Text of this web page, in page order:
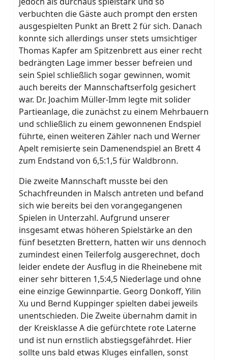
verbuchten die Gäste auch prompt den ersten
ausgespielten Punkt an Brett 2 für sich. Danach
konnte sich allerdings unser stets umsichtiger
Thomas Kapfer am Spitzenbrett aus einer recht
bedrängten Lage immer besser befreien und
sein Spiel schließlich sogar gewinnen, womit
auch bereits der Mannschaftserfolg gesichert
war. Dr. Joachim Müller-Imm legte mit solider
Partieanlage, die zunächst zu einem Mehrbauern
und schließlich zu einem gewonnenen Endspiel
führte, einen weiteren Zähler nach und Werner
Apelt remisierte sein Damenendspiel an Brett 4
zum Endstand von 6,5:1,5 für Waldbronn.
Die zweite Mannschaft musste bei den
Schachfreunden in Malsch antreten und befand
sich wie bereits bei den vorangegangenen
Spielen in Unterzahl. Aufgrund unserer
insgesamt etwas höheren Spielstärke an den
fünf besetzten Brettern, hatten wir uns dennoch
zumindest einen Teilerfolg ausgerechnet, doch
leider endete der Ausflug in die Rheinebene mit
einer sehr bitteren 1,5:4,5 Niederlage und ohne
eine einzige Gewinnpartie. Georg Donkoff, Yilin
Xu und Bernd Kuppinger spielten dabei jeweils
unentschieden. Die Zweite übernahm damit in
der Kreisklasse A die gefürchtete rote Laterne
und ist nun ernstlich abstiegsgefährdet. Hier
sollte uns bald etwas Kluges einfallen, sonst